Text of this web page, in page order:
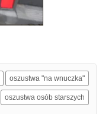
oszustwa "na wnuczka"
oszustwa osób starszych